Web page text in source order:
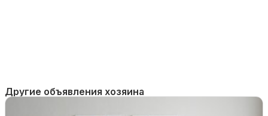
Другие объявления хозяина